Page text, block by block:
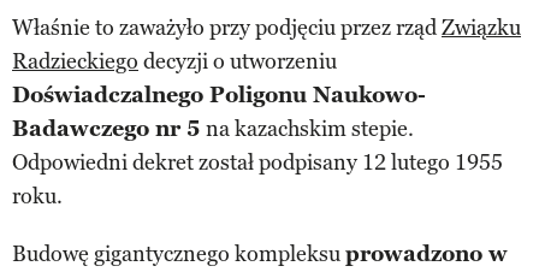
Właśnie to zaważyło przy podjęciu przez rządZwiązku
Radzieckiego decyzji o utworzeniu
Doświadczalnego Poligonu Naukowo-
Badawczego nr5 na kazachskim stepie.
Odpowiedni dekret został podpisany 12 lutego 1955
roku.
Budowę gigantycznego kompleksuprowadzono w